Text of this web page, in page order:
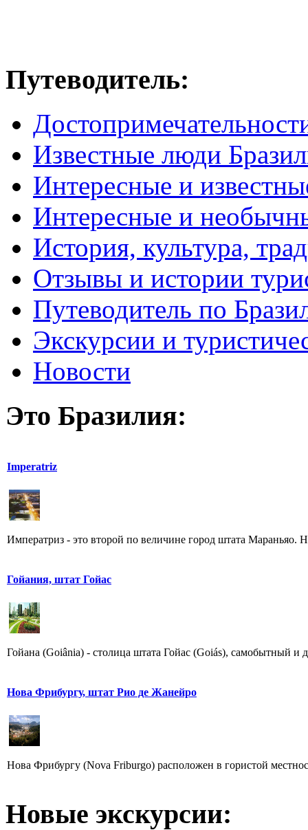
Путеводитель:
Известные люди
Интересные и
Интересные и
История, культура,
Отзывы и истории
Путеводитель по
Экскурсии и
Новости
Это Бразилия:
Imperatriz
Императриз - это второй по величине город штата Мараньяо.
Гойания, штат Гойас
Гойана (Goiânia) - столица штата Гойас (Goiás), самобытный и
Нова Фрибургу, штат Рио де Жанейро
Нова Фрибургу (Nova Friburgo) расположен в гористой
Новые экскурсии: